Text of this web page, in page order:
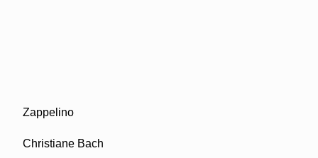
Zappelino
Christiane Bach